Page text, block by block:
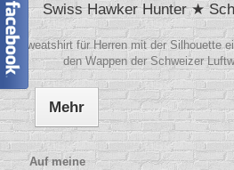
Swiss Hawker Hunter ★
Sweatshirt für Herren mit der
den Wappen der Schweizer
Mehr
Auf meine